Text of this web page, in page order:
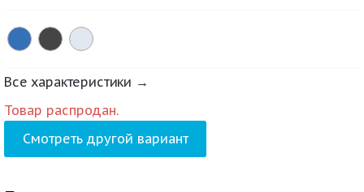
Все характеристики →
Товар распродан.
Смотреть другой вариант